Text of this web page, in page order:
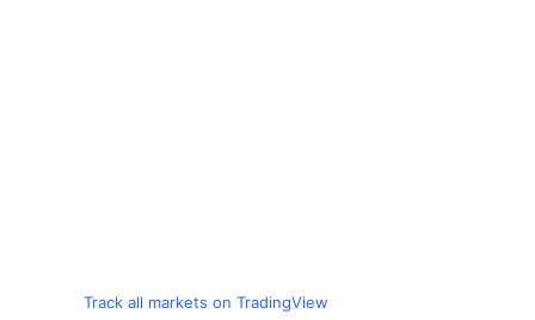
Track all markets on TradingView